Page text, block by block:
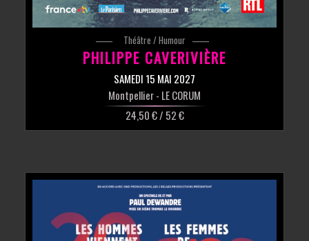
Théâtre / Humour
PHILIPPE CAVERIVIÈRE
SAMEDI 15 MAI 2027
Montpellier- LE CORUM
24,50 € / 52 €